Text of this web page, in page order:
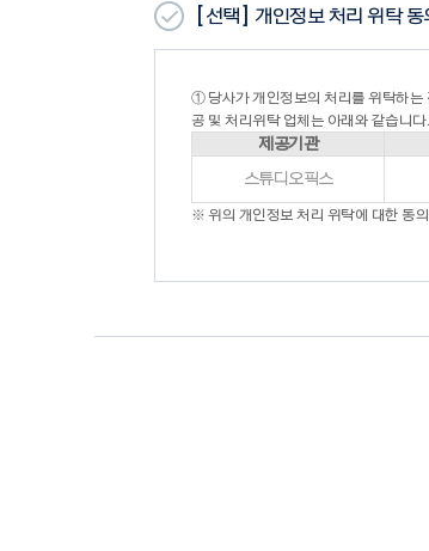
- 실명이 아니거나 타인의 명의를 이
2. “회원”의 가입 신청을 처리함에
3. “회원”의 가입 신청을 처리함에
- 설비에 여유가 없는 경우
- 기술상 지장이 있는 경우
- 기타 회사가 필요하다고 인정되는
4. “회사”는 다음 각 호의 1에 해당
- 이름이 실명이 아닌 경우
5. 제2항과 제4항에 따라 회원가입
1. “회원”은 개인정보관리화면을
2. “회원”은 회원가입신청 시 기
3. 제2항의 변경사항을 “회사”에
[선택] 개인정보 처리 위탁 동
① 당사가 개인정보의 처리를 위탁하는
공 및 처리위탁 업체는 아래와 같습니다.
제공기관
스튜디오픽스
※ 위의 개인정보 처리 위탁에 대한 동